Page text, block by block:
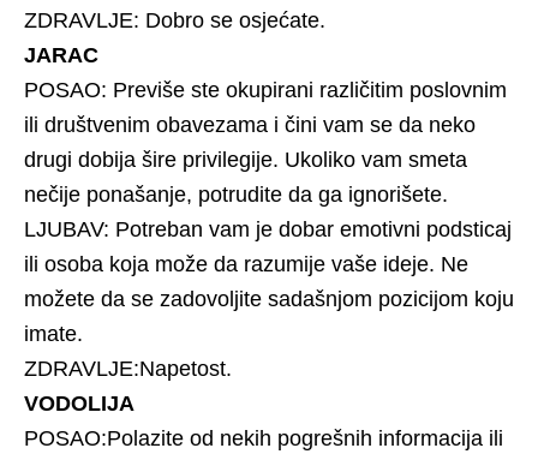
ZDRAVLJE: Dobro se osjećate.
JARAC
POSAO: Previše ste okupirani različitim poslovnim
ili društvenim obavezama i čini vam se da neko
drugi dobija šire privilegije. Ukoliko vam smeta
nečije ponašanje, potrudite da ga ignorišete.
LJUBAV: Potreban vam je dobar emotivni podsticaj
ili osoba koja može da razumije vaše ideje. Ne
možete da se zadovoljite sadašnjom pozicijom koju
imate.
ZDRAVLJE:Napetost.
VODOLIJA
POSAO:Polazite od nekih pogrešnih informacija ili